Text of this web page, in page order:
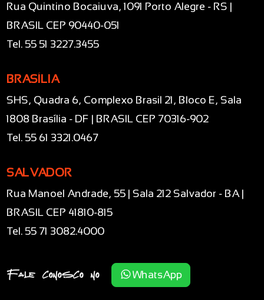
Rua Quintino Bocaiuva, 1091 Porto Alegre - RS |
BRASIL CEP 90440-051
Tel. 55 51 3227.3455
BRASÍLIA
SHS, Quadra 6, Complexo Brasil 21, Bloco E, Sala
1808 Brasília - DF | BRASIL CEP 70316-902
Tel. 55 61 3321.0467
SALVADOR
Rua Manoel Andrade, 55 | Sala 212 Salvador - BA |
BRASIL CEP 41810-815
Tel. 55 71 3082.4000
Fale conosco no WhatsApp